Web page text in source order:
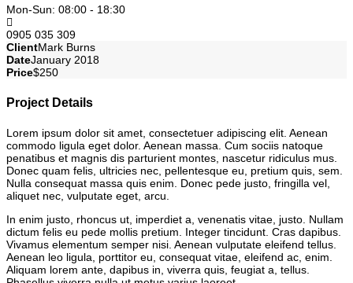
Mon-Sun: 08:00 - 18:30
0905 035 309
ClientMark Burns
DateJanuary 2018
Price$250
Project Details
Lorem ipsum dolor sit amet, consectetuer adipiscing elit. Aenean
commodo ligula eget dolor. Aenean massa. Cum sociis natoque
penatibus et magnis dis parturient montes, nascetur ridiculus mus.
Donec quam felis, ultricies nec, pellentesque eu, pretium quis, sem.
Nulla consequat massa quis enim. Donec pede justo, fringilla vel,
aliquet nec, vulputate eget, arcu.
In enim justo, rhoncus ut, imperdiet a, venenatis vitae, justo. Nullam
dictum felis eu pede mollis pretium. Integer tincidunt. Cras dapibus.
Vivamus elementum semper nisi. Aenean vulputate eleifend tellus.
Aenean leo ligula, porttitor eu, consequat vitae, eleifend ac, enim.
Aliquam lorem ante, dapibus in, viverra quis, feugiat a, tellus.